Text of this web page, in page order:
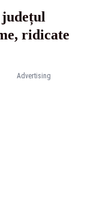
Advertising
ridicate